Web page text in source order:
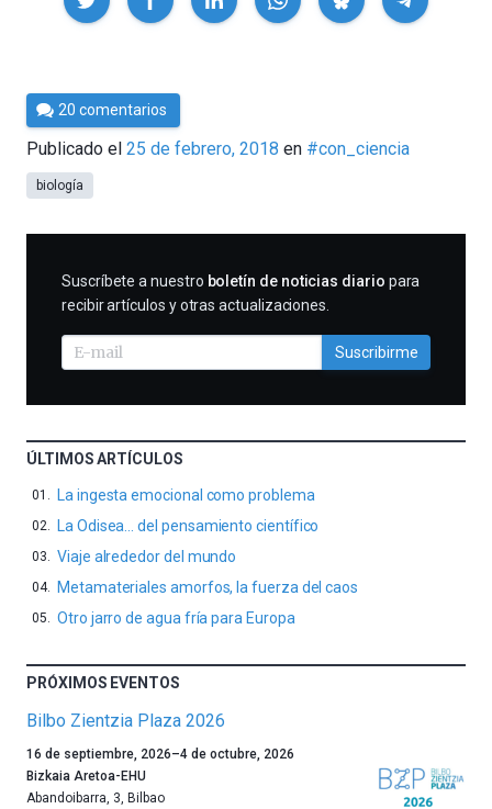
Por
Cultura
Cientifica
20 comentarios
Publicado el 25 de febrero, 2018 en #con_ciencia
biología
SUSCRIBIRME
Suscríbete a nuestro boletín de noticias diario para
recibir artículos y otras actualizaciones.
Suscribirme
ÚLTIMOS ARTÍCULOS
La ingesta emocional como problema
La Odisea… del pensamiento científico
Viaje alrededor del mundo
Metamateriales amorfos, la fuerza del caos
Otro jarro de agua fría para Europa
PRÓXIMOS EVENTOS
Bilbo Zientzia Plaza 2026
Un
año
más,
16 de septiembre, 2026–4 de octubre, 2026
Bizkaia Aretoa-EHU
Abandoibarra, 3 Bilbao